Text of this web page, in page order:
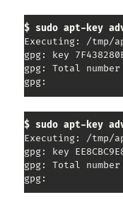
$ sudo apt-key
Executing: /tmp/
gpg: key
gpg: Total
gpg:
$ sudo apt-key
Executing: /tmp/
gpg: key
gpg: Total
gpg: